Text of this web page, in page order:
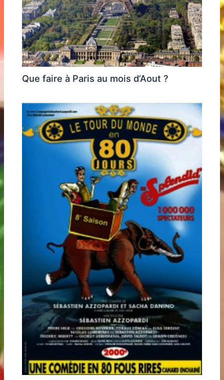
Que faire à Paris au mois d’Aout ?